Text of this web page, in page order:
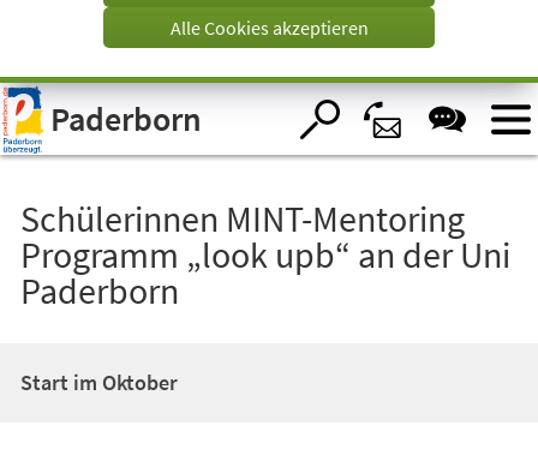
Visuelle
Assistenzsoftware
öffnen.
Alle Cookies akzeptieren
Paderborn
Schülerinnen MINT-Mentoring
Programm „look upb“ an der Uni
Paderborn
Start im Oktober